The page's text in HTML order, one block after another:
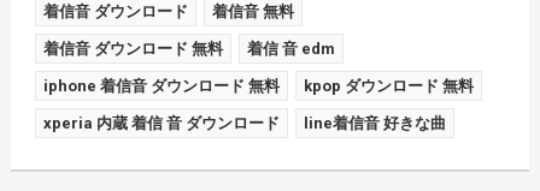
着信音 ダウンロード 着信音 無料
着信音 ダウンロード 無料 着信 音 edm
iphone 着信音 ダウンロード 無料 kpop ダウンロード 無料
xperia 内蔵 着信 音 ダウンロード line着信音 好きな曲